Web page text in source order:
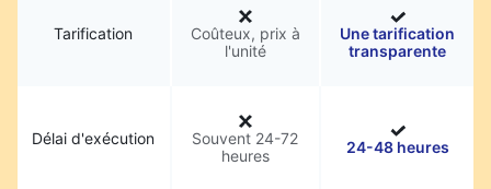
Tarification
Coûteux, prix à
l'unité
Une tarification
transparente
Délai d'exécution
Souvent 24-72
heures
24-48 heures